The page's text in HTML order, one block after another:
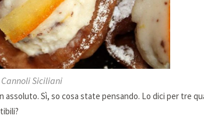
Cannoli Siciliani
Sì, so cosa state pensando. Lo dici per tre